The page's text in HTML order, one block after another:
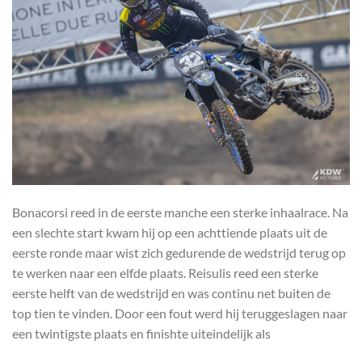
Bonacorsi reed in de eerste manche een sterke inhaalrace. Na
een slechte start kwam hij op een achttiende plaats uit de
eerste ronde maar wist zich gedurende de wedstrijd terug op
te werken naar een elfde plaats. Reisulis reed een sterke
eerste helft van de wedstrijd en was continu net buiten de
top tien te vinden. Door een fout werd hij teruggeslagen naar
een twintigste plaats en finishte uiteindelijk als